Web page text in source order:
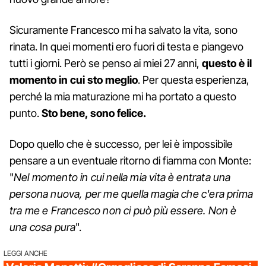
Sicuramente Francesco mi ha salvato la vita, sono
rinata. In quei momenti ero fuori di testa e piangevo
tutti i giorni. Però se penso ai miei 27 anni, questo è il
momento in cui sto meglio. Per questa esperienza,
perché la mia maturazione mi ha portato a questo
punto.Sto bene, sono felice.
Dopo quello che è successo, per lei è impossibile
pensare a un eventuale ritorno di fiamma con Monte:
"Nel momento in cui nella mia vita è entrata una
persona nuova, per me quella magia che c'era prima
tra me e Francesco non ci può più essere. Non è
una cosa pura".
LEGGI ANCHE